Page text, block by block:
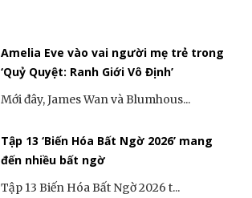
Amelia Eve vào vai người mẹ trẻ trong
‘Quỷ Quyệt: Ranh Giới Vô Định’
Mới đây, James Wan và Blumhous...
Tập 13 ‘Biến Hóa Bất Ngờ 2026’ mang
đến nhiều bất ngờ
Tập 13 Biến Hóa Bất Ngờ 2026 t...